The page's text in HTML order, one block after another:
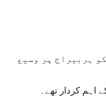
ہربیراج پر وسیع
اہم کردار تھے۔